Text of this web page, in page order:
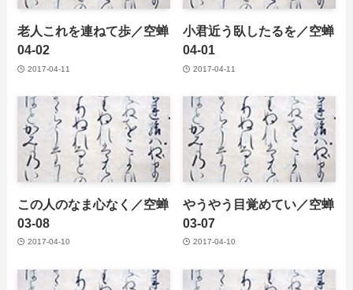
老人これを連ねて歩／空蝉
04-02
2017-04-11
小君近う臥したるを／空蝉
04-01
2017-04-11
この人のなま心なく／空蝉
03-08
2017-04-10
やうやう目覚めてい／空蝉
03-07
2017-04-10